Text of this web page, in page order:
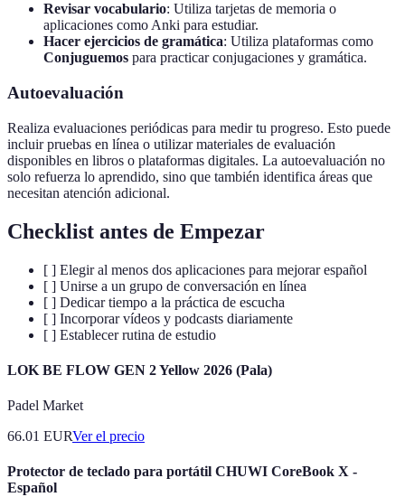
Revisar vocabulario: Utiliza tarjetas de memoria o
aplicaciones como Anki para estudiar.
Hacer ejercicios de gramática: Utiliza plataformas como
Conjuguemos para practicar conjugaciones y gramática.
Autoevaluación
Realiza evaluaciones periódicas para medir tu progreso. Esto puede
incluir pruebas en línea o utilizar materiales de evaluación
disponibles en libros o plataformas digitales. La autoevaluación no
solo refuerza lo aprendido, sino que también identifica áreas que
necesitan atención adicional.
Checklist antes de Empezar
[ ] Elegir al menos dos aplicaciones para mejorar español
[ ] Unirse a un grupo de conversación en línea
[ ] Dedicar tiempo a la práctica de escucha
[ ] Incorporar vídeos y podcasts diariamente
[ ] Establecer rutina de estudio
LOK BE FLOW GEN 2 Yellow 2026 (Pala)
Padel Market
66.01 EURVer el precio
Protector de teclado para portátil CHUWI CoreBook X -
Español